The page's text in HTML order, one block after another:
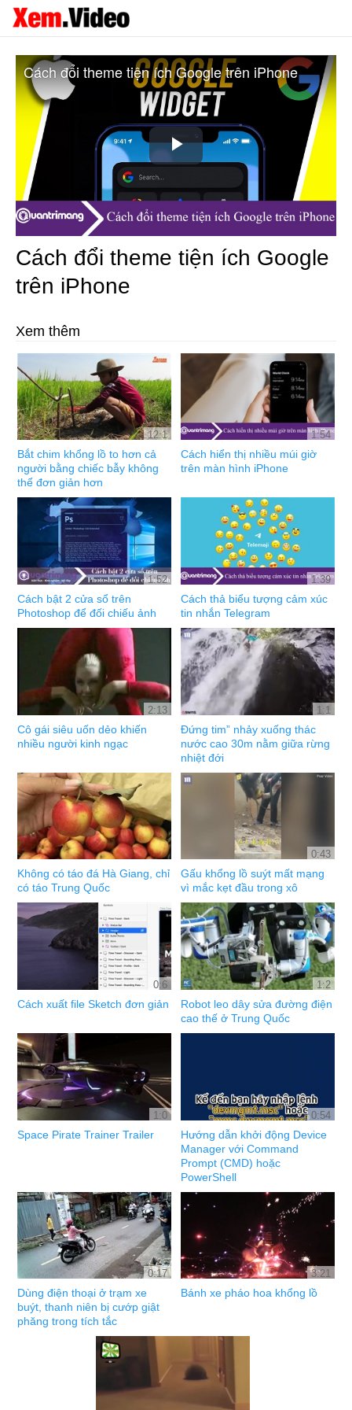
Play
Video
Cách đổi theme tiện ích Google trên iPhone
Cách đổi theme tiện ích Google
trên iPhone
Xem thêm
12:1
Bắt chim khổng lồ to hơn cả
người bằng chiếc bẫy không
thể đơn giản hơn
1:54
Cách hiển thị nhiều múi giờ
trên màn hình iPhone
1:52
Cách bật 2 cửa sổ trên
Photoshop để đối chiếu ảnh
1:39
Cách thả biểu tượng cảm xúc
tin nhắn Telegram
2:13
Cô gái siêu uốn dẻo khiến
nhiều người kinh ngạc
1:1
Đứng tim” nhảy xuống thác
nước cao 30m nằm giữa rừng
nhiệt đới
Không có táo đá Hà Giang, chỉ
có táo Trung Quốc
0:43
Gấu khổng lồ suýt mất mạng
vì mắc kẹt đầu trong xô
0:6
Cách xuất file Sketch đơn giản
1:2
Robot leo dây sửa đường điện
cao thế ở Trung Quốc
1:0
Space Pirate Trainer Trailer
0:54
Hướng dẫn khởi động Device
Manager với Command
Prompt (CMD) hoặc
PowerShell
0:17
Dùng điện thoại ở trạm xe
buýt, thanh niên bị cướp giật
phăng trong tích tắc
3:21
Bánh xe pháo hoa khổng lồ